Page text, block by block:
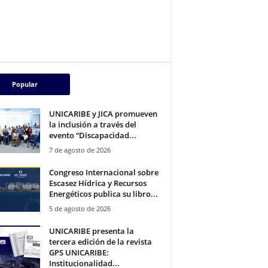
Popular
UNICARIBE y JICA promueven
la inclusión a través del
evento “Discapacidad...
7 de agosto de 2026
Congreso Internacional sobre
Escasez Hídrica y Recursos
Energéticos publica su libro...
5 de agosto de 2026
UNICARIBE presenta la
tercera edición de la revista
GPS UNICARIBE:
Institucionalidad...